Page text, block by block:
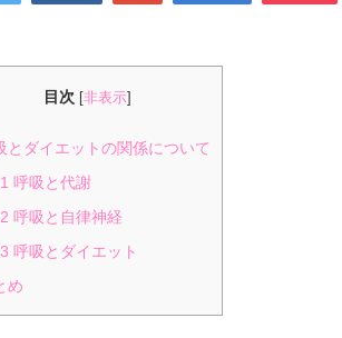
目次 [非表示]
とダイエットの関係について
呼吸と代謝
呼吸と自律神経
呼吸とダイエット
め